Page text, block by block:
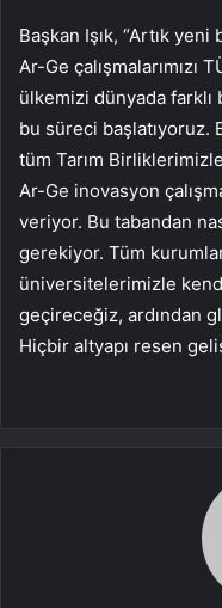
Başkan Işık, “Artık
Ar-Ge
ülkemizi dünyada farklı
bu süreci başlatıyoruz.
tüm Tarım
Ar-Ge inovasyon
veriyor. Bu tabandan
gerekiyor. Tüm
üniversitelerimizle
geçireceğiz, ardından
Hiçbir altyapı resen